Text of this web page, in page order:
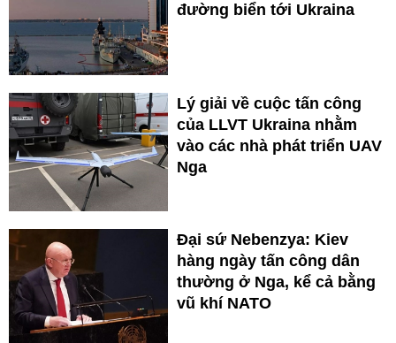
đường biển tới Ukraina
Lý giải về cuộc tấn công
của LLVT Ukraina nhằm
vào các nhà phát triển UAV
Nga
Đại sứ Nebenzya: Kiev
hàng ngày tấn công dân
thường ở Nga, kể cả bằng
vũ khí NATO